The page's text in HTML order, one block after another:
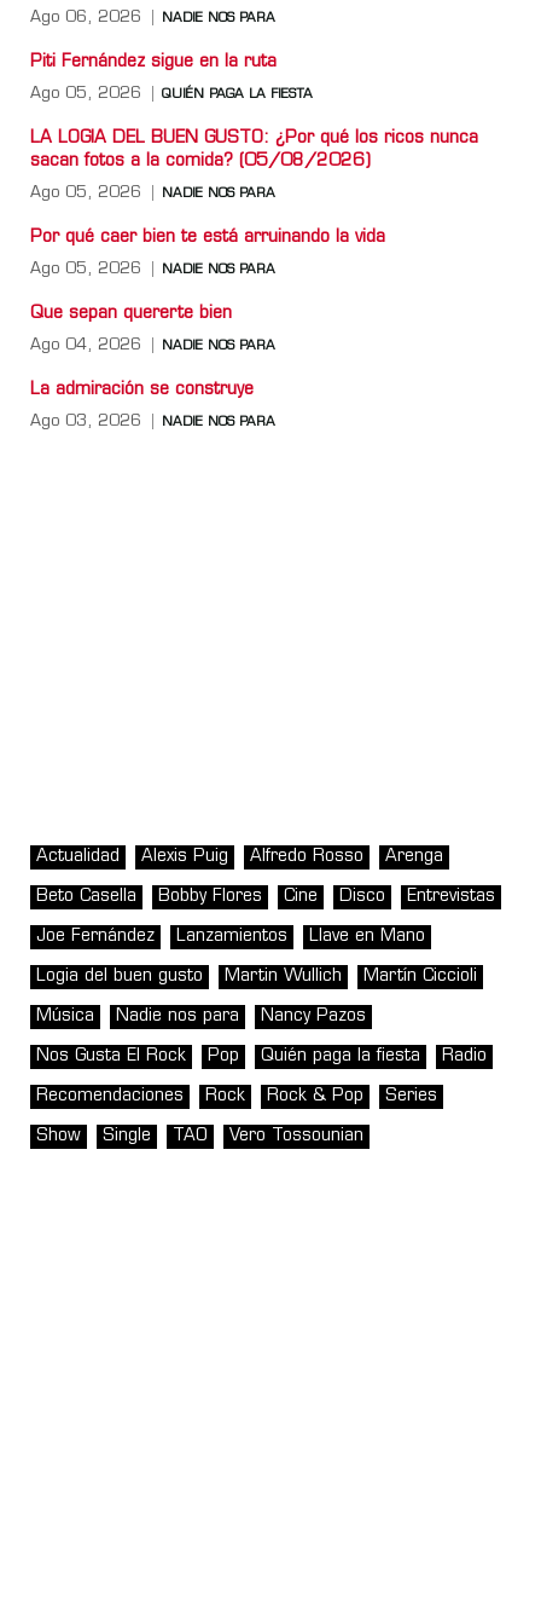
Ago 06, 2026 NADIE NOS PARA
Piti Fernández sigue en la ruta
Ago 05, 2026 QUIÉN PAGA LA FIESTA
LA LOGIA DEL BUEN GUSTO: ¿Por qué los ricos nunca
sacan fotos a la comida? (05/08/2026)
Ago 05, 2026 NADIE NOS PARA
Por qué caer bien te está arruinando la vida
Ago 05, 2026 NADIE NOS PARA
Que sepan quererte bien
Ago 04, 2026 NADIE NOS PARA
La admiración se construye
Ago 03, 2026 NADIE NOS PARA
Actualidad Alexis Puig Alfredo Rosso Arenga
Beto Casella Bobby Flores Cine Disco Entrevistas
Joe Fernández Lanzamientos Llave en Mano
Logia del buen gusto Martin Wullich Martín Ciccioli
Música Nadie nos para Nancy Pazos
Nos Gusta El Rock Pop Quién paga la fiesta Radio
Recomendaciones Rock Rock & Pop Series
Show Single TAO Vero Tossounian